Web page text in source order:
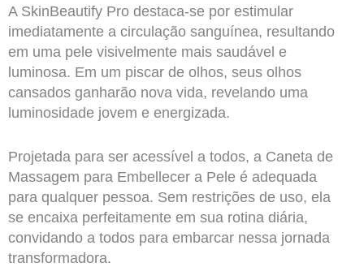
A SkinBeautify Pro destaca-se por estimular
imediatamente a circulação sanguínea, resultando
em uma pele visivelmente mais saudável e
luminosa. Em um piscar de olhos, seus olhos
cansados ganharão nova vida, revelando uma
luminosidade jovem e energizada.
Projetada para ser acessível a todos, a Caneta de
Massagem para Embellecer a Pele é adequada
para qualquer pessoa. Sem restrições de uso, ela
se encaixa perfeitamente em sua rotina diária,
convidando a todos para embarcar nessa jornada
transformadora.